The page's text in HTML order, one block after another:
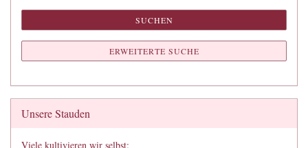
SUCHEN
ERWEITERTE SUCHE
Unsere Stauden
Viele kultivieren wir selbst: